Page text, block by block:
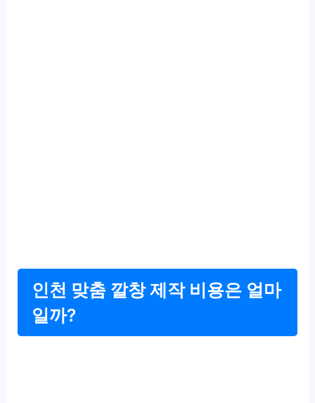
인천 맞춤 깔창 제작 비용은 얼마
일까?